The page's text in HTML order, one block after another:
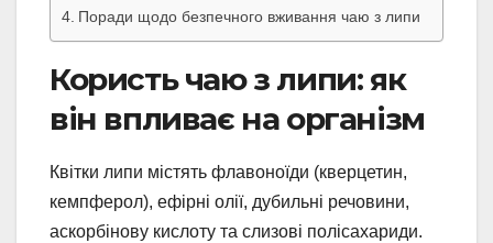
Поради щодо безпечного вживання чаю з липи
Користь чаю з липи: як
він впливає на організм
Квітки липи містять флавоноїди (кверцетин,
кемпферол), ефірні олії, дубильні речовини,
аскорбінову кислоту та слизові полісахариди.